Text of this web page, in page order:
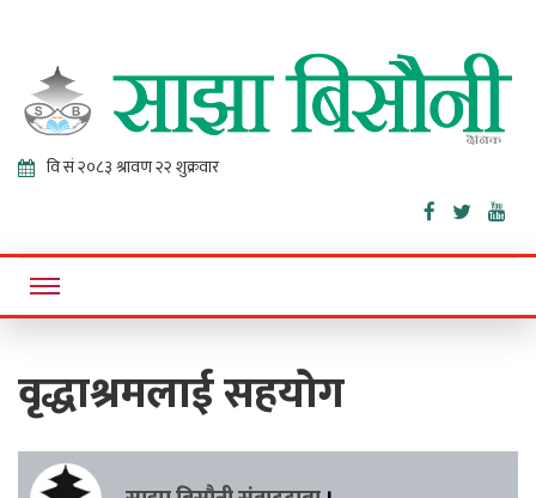
Sajha
Bisaunee
Online News Portal
वृद्धाश्रमलाई सहयोग